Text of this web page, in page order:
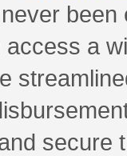
a
secure